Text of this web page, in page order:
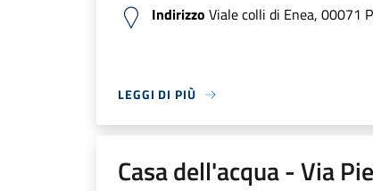
Indirizzo Viale colli di Enea, 00071
LEGGI DI PIÙ
Casa dell'acqua - Via